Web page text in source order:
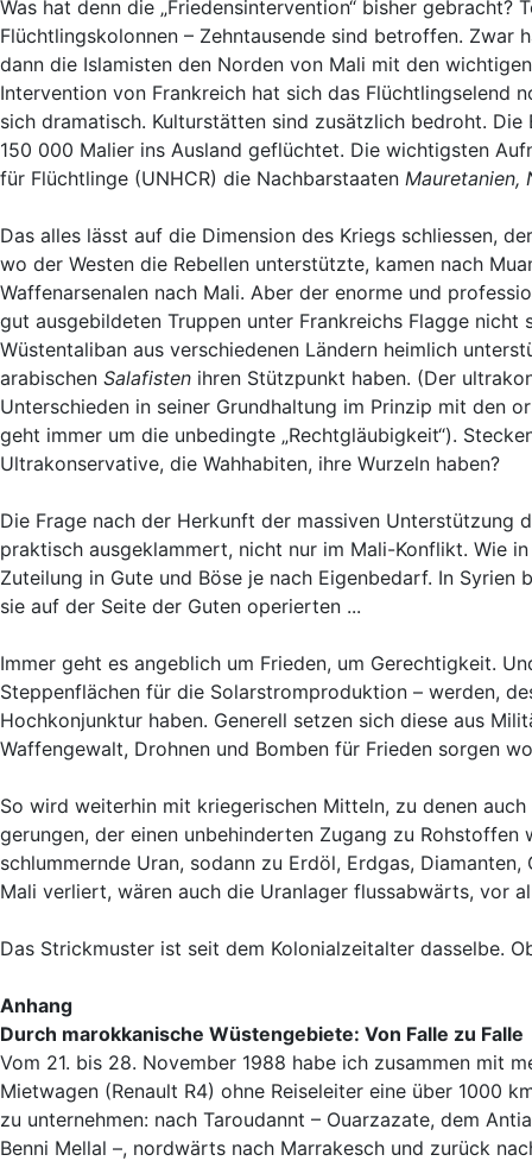
Was hat denn die „Friedensintervention“ bisher
Flüchtlingskolonnen – Zehntausende sind betroffen.
dann die Islamisten den Norden von Mali mit den
Intervention von Frankreich hat sich das Flüchtlingselend
sich dramatisch. Kulturstätten sind zusätzlich bedroht.
150 000 Malier ins Ausland geflüchtet. Die wichtigsten
für Flüchtlinge (UNHCR) die Nachbarstaaten Mauretanien,
Das alles lässt auf die Dimension des Kriegs schliessen,
wo der Westen die Rebellen unterstützte, kamen nach
Waffenarsenalen nach Mali. Aber der enorme und
gut ausgebildeten Truppen unter Frankreichs Flagge
Wüstentaliban aus verschiedenen Ländern heimlich
arabischen Salafisten ihren Stützpunkt haben. (Der
Unterschieden in seiner Grundhaltung im Prinzip mit den
geht immer um die unbedingte „Rechtgläubigkeit“).
Ultrakonservative, die Wahhabiten, ihre Wurzeln haben?
Die Frage nach der Herkunft der massiven
praktisch ausgeklammert, nicht nur im Mali-Konflikt. Wie
Zuteilung in Gute und Böse je nach Eigenbedarf. In
sie auf der Seite der Guten operierten ...
Immer geht es angeblich um Frieden, um Gerechtigkeit.
Steppenflächen für die Solarstromproduktion – werden,
Hochkonjunktur haben. Generell setzen sich diese aus
Waffengewalt, Drohnen und Bomben für Frieden sorgen
So wird weiterhin mit kriegerischen Mitteln, zu denen
gerungen, der einen unbehinderten Zugang zu
schlummernde Uran, sodann zu Erdöl, Erdgas,
Mali verliert, wären auch die Uranlager flussabwärts, vor
Das Strickmuster ist seit dem Kolonialzeitalter dasselbe.
Anhang
Durch marokkanische Wüstengebiete: Von Falle zu Falle
Vom 21. bis 28. November 1988 habe ich zusammen mit
Mietwagen (Renault R4) ohne Reiseleiter eine über 1000
zu unternehmen: nach Taroudannt – Ouarzazate, dem
Benni Mellal –, nordwärts nach Marrakesch und zurück